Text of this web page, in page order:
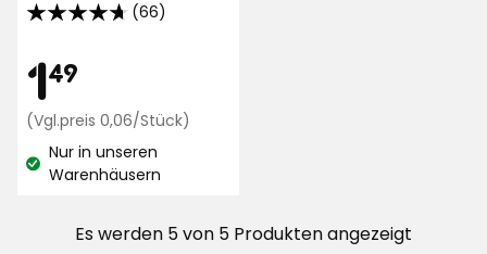
(66)
4.7
5
Sternen,
basierend
auf
66
Preis
149
€
(Vgl.preis 0,06/Stück)
Lagerbestand:
Nur in unseren
Warenhäusern
Es werden 5 von 5 Produkten angezeigt